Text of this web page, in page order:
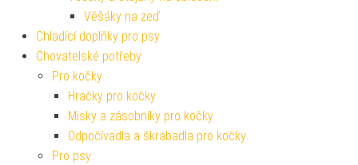
Věšáky na zeď
Chladící doplňky pro psy
Chovatelské potřeby
Pro kočky
Hračky pro kočky
Misky a zásobníky pro kočky
Odpočívadla a škrabadla pro kočky
Pro psy